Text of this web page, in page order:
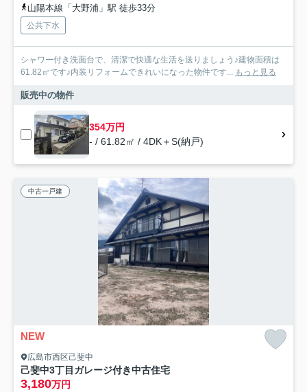
山陽本線「大野浦」駅 徒歩33分
公共下水
シャワー付き洗面台で、清潔で快適な生活を送りましょう♪建物面積は
61.82㎡です♪内装リフォームできれいになった物件です... もっと見る
販売中の物件
354万円
- / 61.82㎡ / 4DK＋S(納戸)
中古一戸建
NEW
広島市西区己斐中
己斐中3丁目ガレージ付き中古住宅
3,180万円